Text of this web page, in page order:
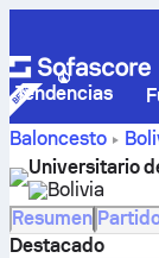
Tendencias
Baloncesto
clasificaciones,
Sucre
Universitario
Bolivia
Resumen
Destacado